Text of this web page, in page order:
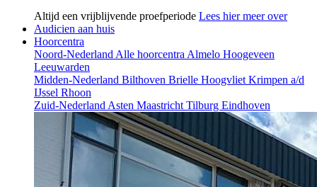
Altijd een vrijblijvende proefperiode Lees hier meer over
Audicien aan huis
Hoorcentra
Noord-NederlandAlle hoorcentraAlmelo Hoogeveen
Leeuwarden
Midden-Nederland Bilthoven Brielle HoogvlietKrimpen a/d
IJssel Rhoon
Zuid-NederlandAsten MaastrichtTilburg Eindhoven